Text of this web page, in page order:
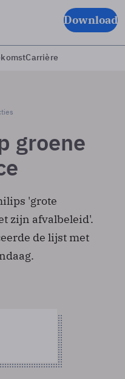
Download
Carrière
groene
'grote
zijn afvalbeleid'.
de lijst met